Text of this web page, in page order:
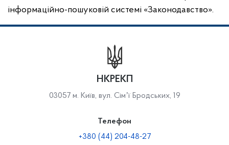
інформаційно-пошуковій системі «Законодавство».
НКРЕКП
03057 м. Київ, вул. Сімʼї Бродських, 19
Телефон
+380 (44) 204-48-27